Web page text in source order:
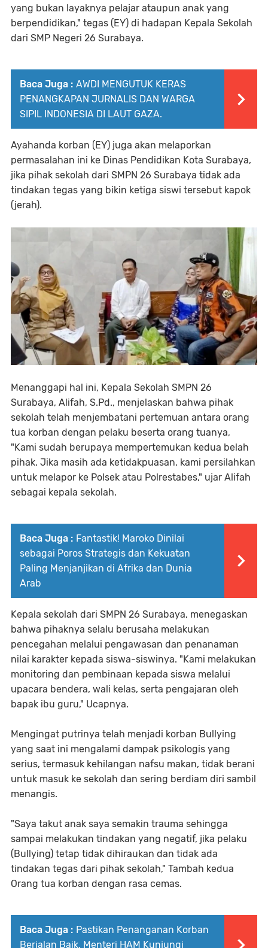
yang bukan layaknya pelajar ataupun anak yang
berpendidikan," tegas (EY) di hadapan Kepala Sekolah
dari SMP Negeri 26 Surabaya.
Baca Juga : AWDI MENGUTUK KERAS
PENANGKAPAN JURNALIS DAN WARGA
SIPIL INDONESIA DI LAUT GAZA.
Ayahanda korban (EY) juga akan melaporkan
permasalahan ini ke Dinas Pendidikan Kota Surabaya,
jika pihak sekolah dari SMPN 26 Surabaya tidak ada
tindakan tegas yang bikin ketiga siswi tersebut kapok
(jerah).
Menanggapi hal ini, Kepala Sekolah SMPN 26
Surabaya, Alifah, S.Pd., menjelaskan bahwa pihak
sekolah telah menjembatani pertemuan antara orang
tua korban dengan pelaku beserta orang tuanya,
"Kami sudah berupaya mempertemukan kedua belah
pihak. Jika masih ada ketidakpuasan, kami persilahkan
untuk melapor ke Polsek atau Polrestabes," ujar Alifah
sebagai kepala sekolah.
Baca Juga : Fantastik! Maroko Dinilai
sebagai Poros Strategis dan Kekuatan
Paling Menjanjikan di Afrika dan Dunia
Arab
Kepala sekolah dari SMPN 26 Surabaya, menegaskan
bahwa pihaknya selalu berusaha melakukan
pencegahan melalui pengawasan dan penanaman
nilai karakter kepada siswa-siswinya. "Kami melakukan
monitoring dan pembinaan kepada siswa melalui
upacara bendera, wali kelas, serta pengajaran oleh
bapak ibu guru," Ucapnya.
Mengingat putrinya telah menjadi korban Bullying
yang saat ini mengalami dampak psikologis yang
serius, termasuk kehilangan nafsu makan, tidak berani
untuk masuk ke sekolah dan sering berdiam diri sambil
menangis.
"Saya takut anak saya semakin trauma sehingga
sampai melakukan tindakan yang negatif, jika pelaku
(Bullying) tetap tidak dihiraukan dan tidak ada
tindakan tegas dari pihak sekolah," Tambah kedua
Orang tua korban dengan rasa cemas.
Baca Juga : Pastikan Penanganan Korban
Berjalan Baik, Menteri HAM Kunjungi